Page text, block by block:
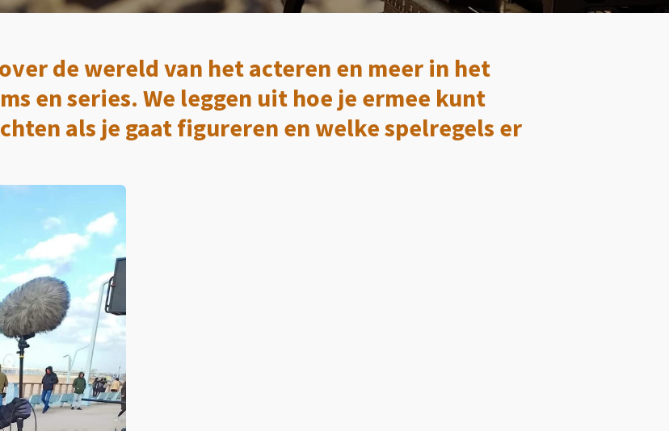
de wereld van het acteren en meer in het
en series. We leggen uit hoe je ermee kunt
als je gaat figureren en welke spelregels er